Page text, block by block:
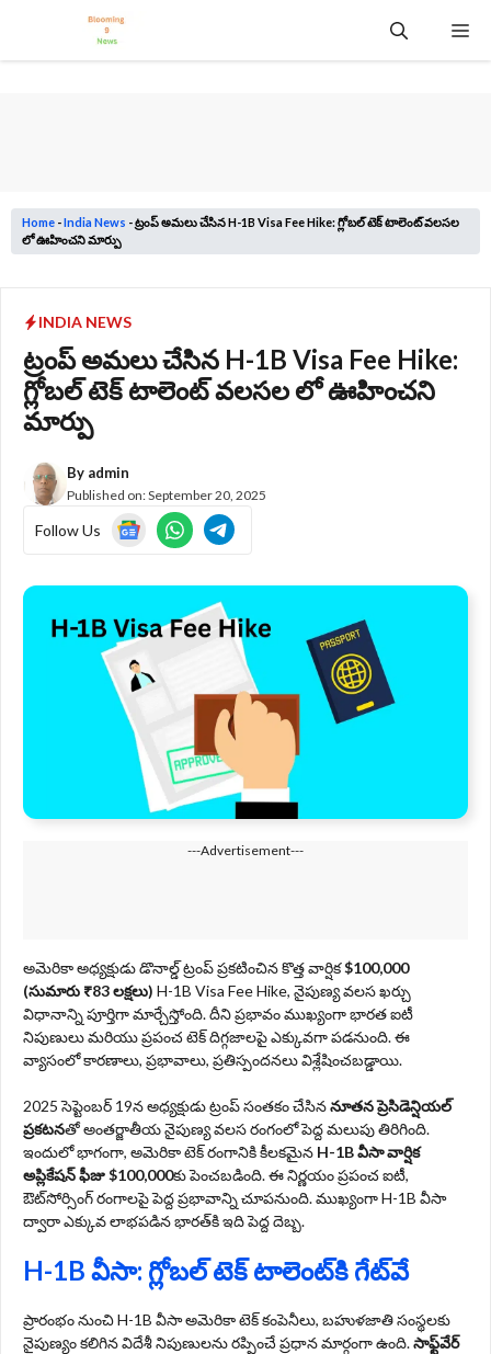
content
Home -India News -ట్రంప్ అమలు చేసిన H-1B Visa Fee Hike: గ్లోబల్ టెక్ టాలెంట్ వలసల
లో ఊహించని మార్పు
INDIA NEWS
ట్రంప్ అమలు చేసిన H-1B Visa Fee Hike:
గ్లోబల్ టెక్ టాలెంట్ వలసల లో ఊహించని
మార్పు
By admin
Published on:September 20, 2025
Follow Us
---Advertisement---
అమెరికా అధ్యక్షుడు డొనాల్డ్ ట్రంప్ ప్రకటించిన కొత్త వార్షిక$100,000
(సుమారు ₹83 లక్షలు) H-1B Visa Fee Hike, నైపుణ్య వలస ఖర్చు
విధానాన్ని పూర్తిగా మార్చేస్తోంది. దీని ప్రభావం ముఖ్యంగా భారత ఐటీ
నిపుణులు మరియు ప్రపంచ టెక్ దిగ్గజాలపై ఎక్కువగా పడనుంది. ఈ
వ్యాసంలో కారణాలు, ప్రభావాలు, ప్రతిస్పందనలు విశ్లేషించబడ్డాయి.
2025 సెప్టెంబర్ 19న అధ్యక్షుడు ట్రంప్ సంతకం చేసిననూతన ప్రెసిడెన్షియల్
ప్రకటనతో అంతర్జాతీయ నైపుణ్య వలస రంగంలో పెద్ద మలుపు తిరిగింది.
ఇందులో భాగంగా, అమెరికా టెక్ రంగానికి కీలకమైన H-1B వీసా వార్షిక
అప్లికేషన్ ఫీజు $100,000కు పెంచబడింది. ఈ నిర్ణయం ప్రపంచ ఐటీ,
ఔట్‌సోర్సింగ్ రంగాలపై పెద్ద ప్రభావాన్ని చూపనుంది. ముఖ్యంగా H-1B వీసా
ద్వారా ఎక్కువ లాభపడిన భారత్‌కి ఇది పెద్ద దెబ్బ.
H-1B వీసా: గ్లోబల్ టెక్ టాలెంట్‌కి గేట్‌వే
ప్రారంభం నుంచి H-1B వీసా అమెరికా టెక్ కంపెనీలు, బహుళజాతి సంస్థలకు
నైపుణ్యం కలిగిన విదేశీ నిపుణులను రప్పించే ప్రధాన మార్గంగా ఉంది.సాఫ్ట్‌వేర్